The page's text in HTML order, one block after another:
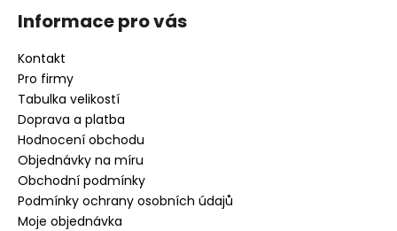
Informace pro vás
Kontakt
Pro firmy
Tabulka velikostí
Doprava a platba
Hodnocení obchodu
Objednávky na míru
Obchodní podmínky
Podmínky ochrany osobních údajů
Moje objednávka